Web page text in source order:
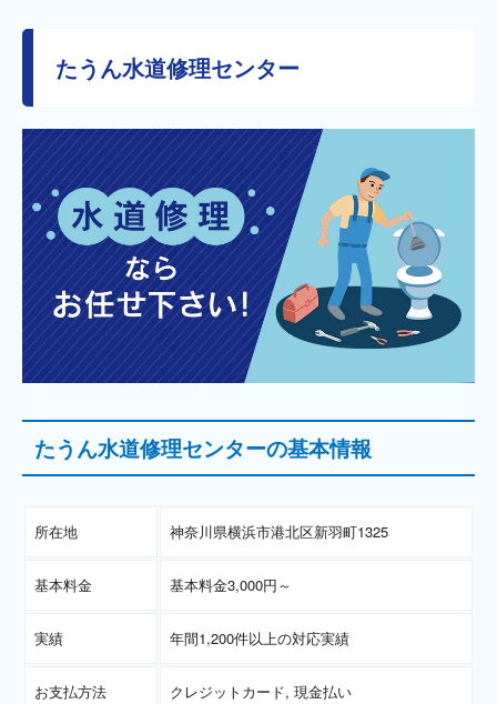
たうん水道修理センター
たうん水道修理センターの基本情報
所在地 神奈川県横浜市港北区新羽町1325
基本料金 基本料金3,000円～
実績 年間1,200件以上の対応実績
お支払方法 クレジットカード, 現金払い